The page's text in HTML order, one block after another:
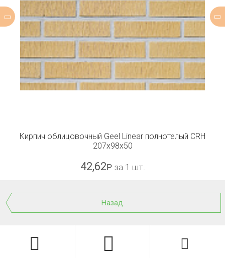
Кирпич облицовочный Geel Linear полнотелый CRH
207x98x50
42,62Р за 1 шт.
Назад